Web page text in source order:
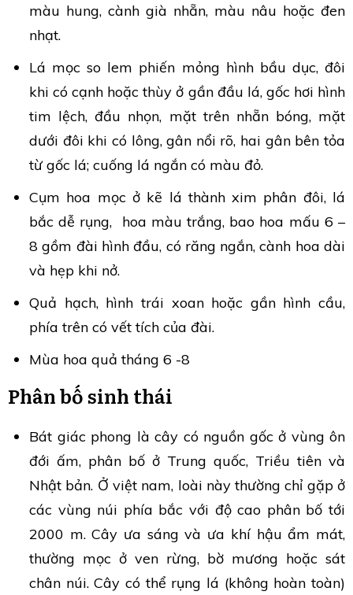
màu hung, cành già nhẵn, màu nâu hoặc đen
nhạt.
Lá mọc so lem phiến mỏng hình bầu dục, đôi
khi có cạnh hoặc thùy ở gần đầu lá, gốc hơi hình
tim lệch, đầu nhọn, mặt trên nhẵn bóng, mặt
dưới đôi khi có lông, gân nổi rõ, hai gân bên tỏa
từ gốc lá; cuống lá ngắn có màu đỏ.
Cụm hoa mọc ở kẽ lá thành xim phân đôi, lá
bắc dễ rụng, hoa màu trắng, bao hoa mấu 6 –
8 gồm đài hình đầu, có răng ngắn, cành hoa dài
và hẹp khi nở.
Quả hạch, hình trái xoan hoặc gần hình cầu,
phía trên có vết tích của đài.
Mùa hoa quả tháng 6 -8
Phân bố sinh thái
Bát giác phong là cây có nguồn gốc ở vùng ôn
đới ấm, phân bố ở Trung quốc, Triều tiên và
Nhật bản. Ở việt nam, loài này thường chỉ gặp ở
các vùng núi phía bắc với độ cao phân bố tới
2000 m. Cây ưa sáng và ưa khí hậu ẩm mát,
thường mọc ở ven rừng, bờ mương hoặc sát
chân núi. Cây có thể rụng lá (không hoàn toàn)